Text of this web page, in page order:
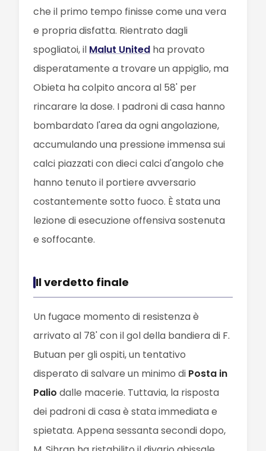
che il primo tempo finisse come una vera
e propria disfatta. Rientrato dagli
spogliatoi, il Malut United ha provato
disperatamente a trovare un appiglio, ma
Obieta ha colpito ancora al 58' per
rincarare la dose. I padroni di casa hanno
bombardato l'area da ogni angolazione,
accumulando una pressione immensa sui
calci piazzati con dieci calci d'angolo che
hanno tenuto il portiere avversario
costantemente sotto fuoco. È stata una
lezione di esecuzione offensiva sostenuta
e soffocante.
Il verdetto finale
Un fugace momento di resistenza è
arrivato al 78' con il gol della bandiera di F.
Butuan per gli ospiti, un tentativo
disperato di salvare un minimo di Posta in
Palio dalle macerie. Tuttavia, la risposta
dei padroni di casa è stata immediata e
spietata. Appena sessanta secondi dopo,